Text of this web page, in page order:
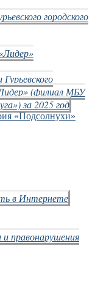
городского
(филиал МБУ
за 2025 год
«Подсолнухи»
в Интернете
правонарушения